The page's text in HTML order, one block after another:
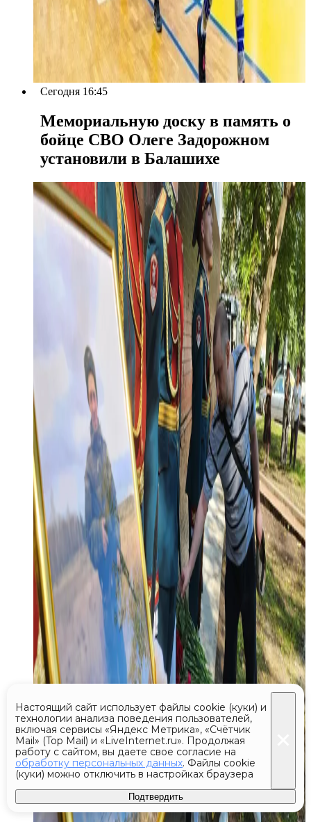
Сегодня 16:45
Мемориальную доску в память о
бойце СВО Олеге Задорожном
установили в Балашихе
Настоящий сайт использует файлы cookie (куки) и
технологии анализа поведения пользователей,
включая сервисы «Яндекс Метрика», «Счётчик
Mail» (Top Mail) и «LiveInternet.ru». Продолжая
работу с сайтом, вы даете свое согласие на
обработку персональных данных. Файлы cookie
(куки) можно отключить в настройках браузера
Подтвердить